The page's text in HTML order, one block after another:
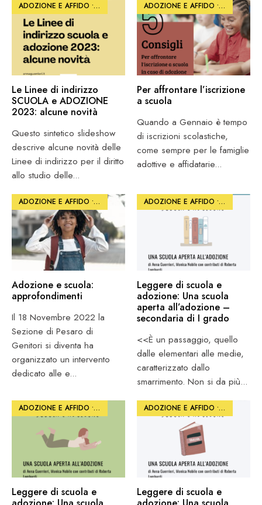
ADOZIONE E AFFIDO • ARTICOLI SCUOLA E FORMAZIONE •
Le Linee di indirizzo
SCUOLA e ADOZIONE
2023: alcune novità
Questo sintetico slideshow
descrive alcune novità delle
Linee di indirizzo per il diritto
allo studio delle...
ADOZIONE E AFFIDO • PHOTO•
Per affrontare l’iscrizione
a scuola
Quando a Gennaio è tempo
di iscrizioni scolastiche,
come sempre per le famiglie
adottive e affidatarie...
ADOZIONE E AFFIDO • ARTICOLI SCUOLA E FORMAZIONE
Adozione e scuola:
approfondimenti
Il 18 Novembre 2022 la
Sezione di Pesaro di
Genitori si diventa ha
organizzato un intervento
dedicato alle e...
ADOZIONE E AFFIDO • PHOTO
Leggere di scuola e
adozione: Una scuola
aperta all’adozione –
secondaria di I grado
<<È un passaggio, quello
dalle elementari alle medie,
caratterizzato dallo
smarrimento. Non si da più...
ADOZIONE E AFFIDO • PHOTO SCUOLA E FORMAZIONE
Leggere di scuola e
ADOZIONE E AFFIDO • PHOTO
Leggere di scuola e